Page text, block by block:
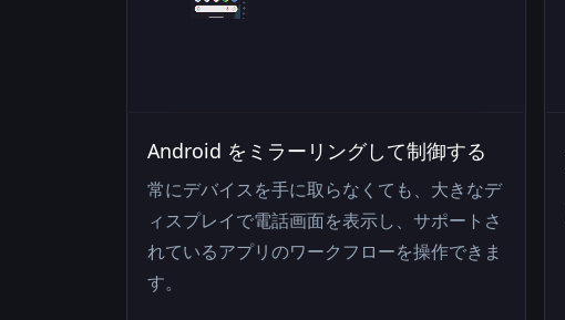
Android をミラーリングして制御する
常にデバイスを手に取らなくても、大きなデ
ィスプレイで電話画面を表示し、サポートさ
れているアプリのワークフローを操作できま
す。